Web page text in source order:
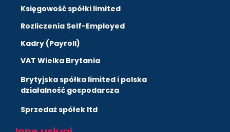
Księgowość spółki limited
Rozliczenia Self-Employed
Kadry (Payroll)
VAT Wielka Brytania
Brytyjska spółka limited i polska
działalność gospodarcza
Sprzedaż spółek ltd